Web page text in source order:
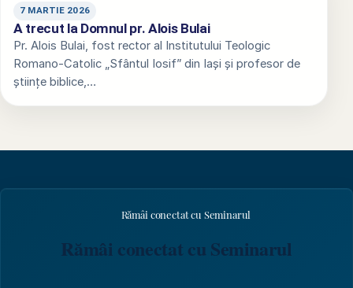
7 MARTIE 2026
A trecut la Domnul pr. Alois Bulai
Pr. Alois Bulai, fost rector al Institutului Teologic
Romano-Catolic „Sfântul Iosif” din Iași și profesor de
științe biblice,…
Rămâi conectat cu Seminarul
Rămâi conectat cu Seminarul